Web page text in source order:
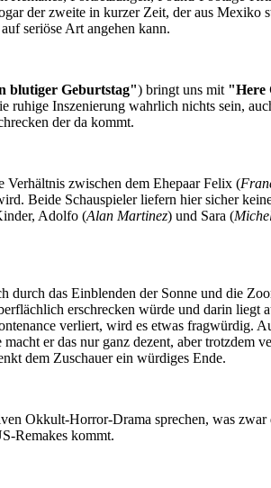
der zweite in kurzer Zeit, der aus Mexiko
seriöse Art angehen kann.
blutiger Geburtstag") bringt uns mit "Here
ruhige Inszenierung wahrlich nichts sein,
der da kommt.
Verhältnis zwischen dem Ehepaar Felix (
Beide Schauspieler liefern hier sicher
Adolfo (Alan Martinez) und Sara (
durch das Einblenden der Sonne und die
erschrecken würde und darin
verliert, wird es etwas fragwürdig.
er das nur ganz dezent, aber
dem Zuschauer ein würdiges Ende.
Okkult-Horror-Drama sprechen, was
Remakes kommt.